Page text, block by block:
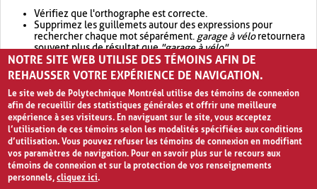
Vérifiez que l'orthographe est correcte.
Supprimez les guillemets autour des expressions pour
rechercher chaque mot séparément. garage à véloretournera
souvent plus de résultat que"garage à vélo".
Envisagez d'élargir votre recherche avec OR.garage OR vélo
retournera souvent plus de résultat quegarage à vélo
NOTRE SITE WEB UTILISE DES TÉMOINS AFIN DE
REHAUSSER VOTRE EXPÉRIENCE DE NAVIGATION.
Le site web de Polytechnique Montréal utilise des témoins de connexion
afin de recueillir des statistiques générales et offrir une meilleure
expérience à ses visiteurs. En naviguant sur le site, vous acceptez
l’utilisation de ces témoins selon les modalités spécifiées aux conditions
d’utilisation. Vous pouvez refuser les témoins de connexion en modifiant
vos paramètres de navigation. Pour en savoir plus sur le recours aux
témoins de connexion et sur la protection de vos renseignements
personnels,cliquez ici.